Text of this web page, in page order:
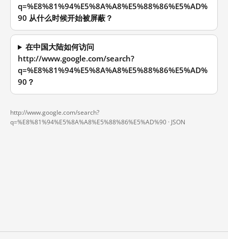
q=%E8%81%94%E5%8A%A8%E5%88%86%E5%AD%
90 从什么时候开始被屏蔽？
在中国大陆如何访问
http://www.google.com/search?
q=%E8%81%94%E5%8A%A8%E5%88%86%E5%AD%
90？
http://www.google.com/search?
q=%E8%81%94%E5%8A%A8%E5%88%86%E5%AD%90 · JSON